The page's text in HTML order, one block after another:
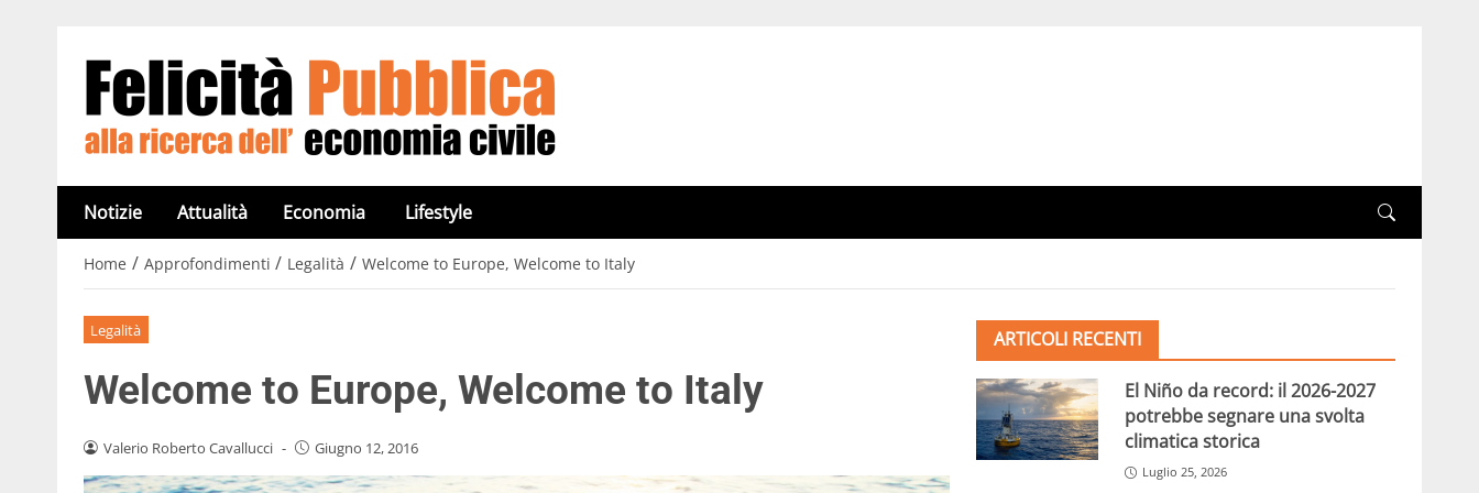
Notizie Attualità Economia Lifestyle
Home / Approfondimenti / Legalità / Welcome to Europe, Welcome to Italy
Legalità
Welcome to Europe, Welcome to Italy
Valerio Roberto Cavallucci - Giugno 12, 2016
ARTICOLI RECENTI
El Niño da record: il 2026-2027
potrebbe segnare una svolta
climatica storica
Luglio 25, 2026